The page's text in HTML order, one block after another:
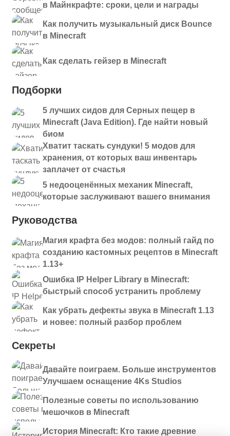
в Майнкрафте: сроки, цели и награды
Как получить музыкальный диск Bounce
в Minecraft
Как сделать гейзер в Minecraft
Подборки
5 лучших сидов для Серных пещер в
Minecraft (Java Edition). Где найти новый
биом
Хватит таскать сундуки! 5 модов для
хранения, от которых ваш инвентарь
заплачет от счастья
5 недооценённых механик Minecraft,
которые заслуживают вашего внимания
Руководства
Магия крафта без модов: полный гайд по
созданию кастомных рецептов в Minecraft
1.13+
Ошибка IP Helper Library в Minecraft:
быстрый способ устранить проблему
Как убрать дефекты звука в Minecraft 1.13
и новее: полный разбор проблем
Секреты
Давайте поиграем. Больше инструментов
Улучшаем оснащение 4Ks Studios
Полезные советы по использованию
мешочков в Minecraft
История Minecraft: Кто такие древние